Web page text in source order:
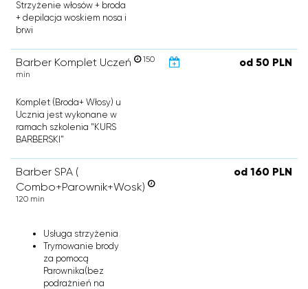
Strzyżenie włosów + broda
+ depilacja woskiem nosa i
brwi
Barber Komplet Uczeń
150
min
od 50 PLN
Komplet (Broda+ Włosy) u
Ucznia jest wykonane w
ramach szkolenia "KURS
BARBERSKI"
Barber SPA (
Combo+Parownik+Wosk)
120 min
od 160 PLN
Usługa strzyżenia
Trymowanie brody
za pomocą
Parownika(bez
podrażnień na